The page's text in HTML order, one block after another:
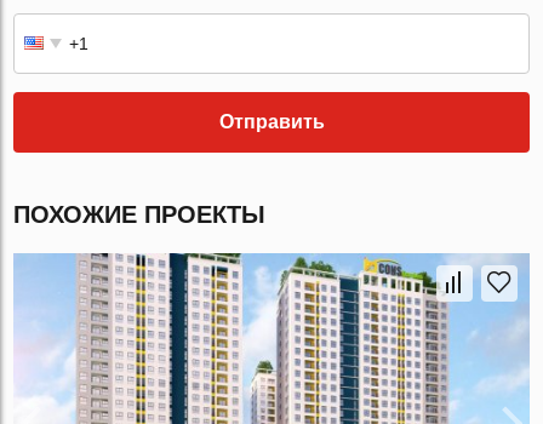
Отправить
ПОХОЖИЕ ПРОЕКТЫ